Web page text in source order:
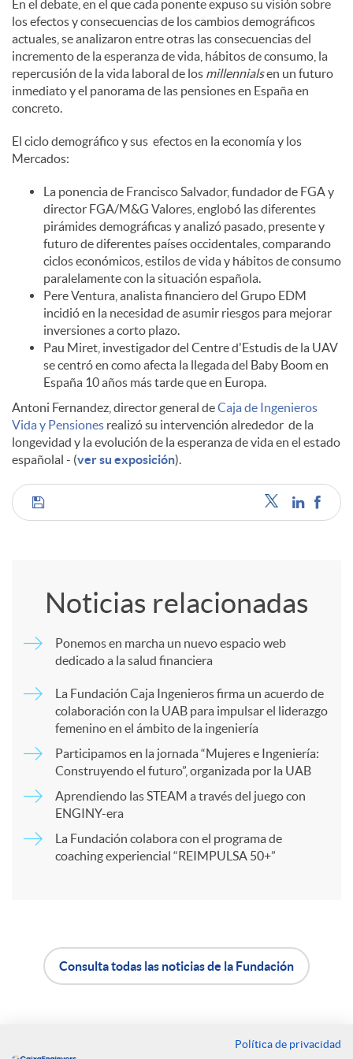
d
o
s
En el debate, en el que cada ponente expuso su visión sobre
los efectos y consecuencias de los cambios demográficos
actuales, se analizaron entre otras las consecuencias del
incremento de la esperanza de vida, hábitos de consumo, la
repercusión de la vida laboral de los millennialsen un futuro
inmediato y el panorama de las pensiones en España en
concreto.
El ciclo demográfico y sus efectos en la economía y los
Mercados:
La ponencia de Francisco Salvador, fundador de FGA y
director FGA/M&G Valores, englobó las diferentes
pirámides demográficas y analizó pasado, presente y
futuro de diferentes países occidentales, comparando
ciclos económicos, estilos de vida y hábitos de consumo
paralelamente con la situación española.
Pere Ventura, analista financiero del Grupo EDM
incidió en la necesidad de asumir riesgos para mejorar
inversiones a corto plazo.
Pau Miret, investigador del Centre d'Estudis de la UAV
se centró en como afecta la llegada del Baby Boom en
España 10 años más tarde que en Europa.
Antoni Fernandez, director general deCaja de Ingenieros
Vida y Pensiones realizó su intervención alrededor de la
longevidad y la evolución de la esperanza de vida en el estado
españolal - (ver su exposición).
C
Noticias relacionadas
Ponemos en marcha un nuevo espacio web
dedicado a la salud financiera
La Fundación Caja Ingenieros firma un acuerdo de
colaboración con la UAB para impulsar el liderazgo
femenino en el ámbito de la ingeniería
Participamos en la jornada “Mujeres e Ingeniería:
Construyendo el futuro”, organizada por la UAB
Aprendiendo las STEAM a través del juego con
ENGINY-era
La Fundación colabora con el programa de
coaching experiencial “REIMPULSA 50+”
Consulta todas las noticias de la Fundación
Política de privacidad